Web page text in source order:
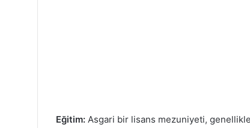
Eğitim: Asgari bir lisans mezuniyeti,